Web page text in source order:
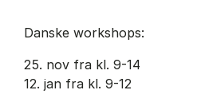
Danske workshops:
25. nov fra kl. 9-14
12. jan fra kl. 9-12